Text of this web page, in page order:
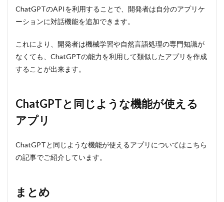
ChatGPTのAPIを利用することで、開発者は自分のアプリケ
ーションに対話機能を追加できます。
これにより、開発者は機械学習や自然言語処理の専門知識が
なくても、ChatGPTの能力を利用して類似したアプリを作成
することが出来ます。
ChatGPTと同じような機能が使える
アプリ
ChatGPTと同じような機能が使えるアプリについてはこちら
の記事でご紹介しています。
まとめ